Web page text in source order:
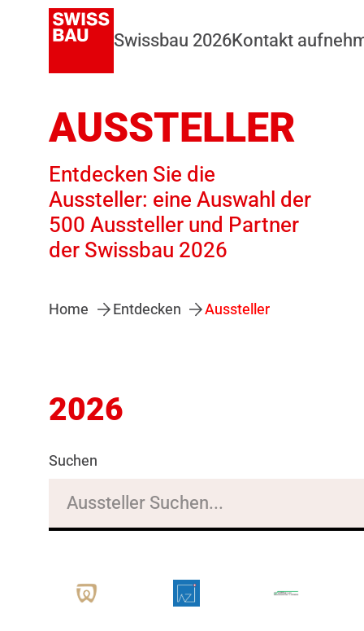
Swissbau 2026Kontakt
AUSSTELLER
Entdecken Sie die
Aussteller: eine Auswahl der
500 Aussteller und Partner
der Swissbau 2026
Home Entdecken Aussteller
2026
Suchen